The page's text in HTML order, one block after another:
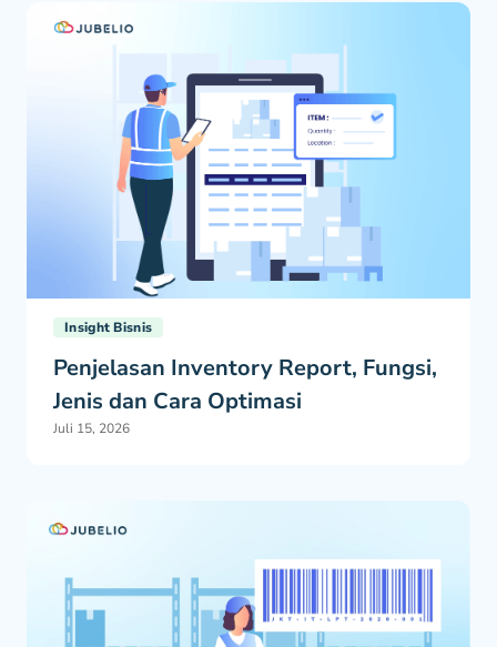
Insight Bisnis
Penjelasan Inventory Report, Fungsi,
Jenis dan Cara Optimasi
Juli 15, 2026